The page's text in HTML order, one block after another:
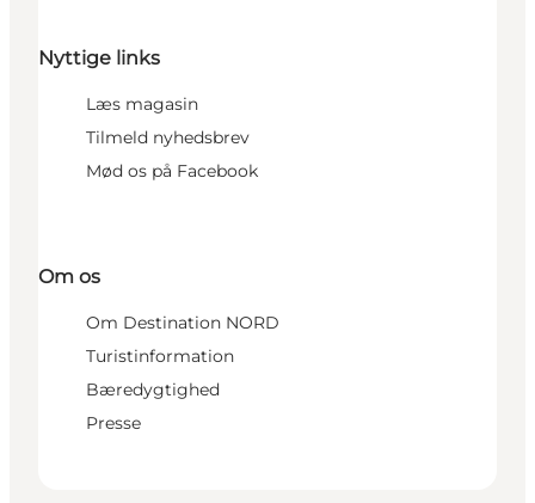
Nyttige links
Læs magasin
Tilmeld nyhedsbrev
Mød os på Facebook
Om os
Om Destination NORD
Turistinformation
Bæredygtighed
Presse